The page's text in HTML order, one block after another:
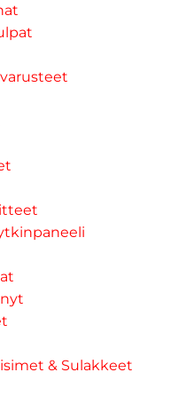
& Sulakkeet